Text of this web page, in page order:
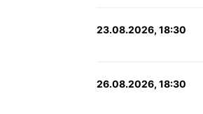
23.08.2026, 18:30
26.08.2026, 18:30